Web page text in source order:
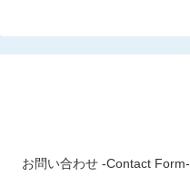
お問い合わせ -Contact Form-